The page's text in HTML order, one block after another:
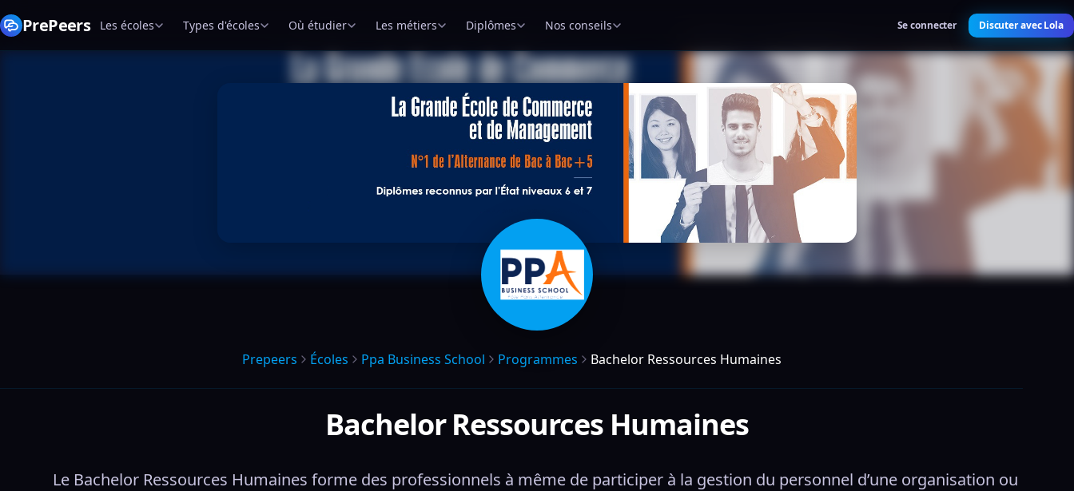
PrePeers Les écoles Types d'écoles Où étudier Les métiers Diplômes Nos conseils Se connecter Discuter avec Lola
Prepeers Écoles Ppa Business School Programmes Bachelor Ressources Humaines
Bachelor Ressources Humaines
Le Bachelor Ressources Humaines forme des professionnels à même de participer à la gestion du personnel d’une organisation ou